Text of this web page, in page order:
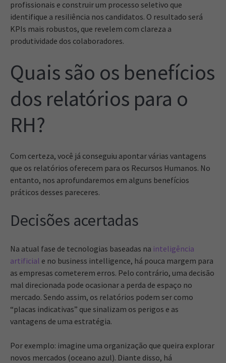
profissionais e construir um processo seletivo que
identifique a resiliência nos candidatos. O resultado será
KPIs mais robustos, que revelem com clareza a
produtividade dos colaboradores.
Quais são os benefícios
dos relatórios para o
RH?
Com certeza, você já conseguiu apontar várias vantagens
que os relatórios oferecem para os Recursos Humanos. No
entanto, nos aprofundaremos em alguns benefícios
práticos desses pareceres.
Decisões acertadas
Na atual fase de tecnologias baseadas na inteligência
artificial e no business intelligence, há pouca margem para
as empresas cometerem erros. Pelo contrário, uma decisão
mal direcionada pode ocasionar a perda de espaço no
mercado. Sendo assim, os relatórios podem ser como
“placas indicativas” que sinalizam os perigos e as
vantagens de uma estratégia.
Por exemplo: imagine uma organização que queira explorar
novos mercados (oceano azul). Diante disso, há